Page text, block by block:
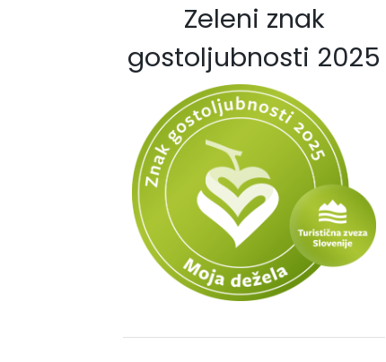
Zeleni znak
gostoljubnosti 2025